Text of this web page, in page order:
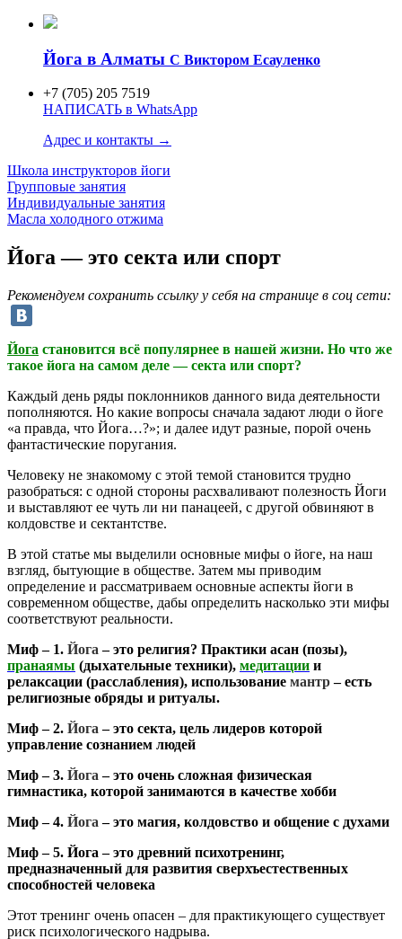
Йога в Алматы C Виктором Есауленко
+7 (705) 205 7519
НАПИСАТЬ в WhatsApp
Адрес и контакты →
Школа инструкторов йоги
Групповые занятия
Индивидуальные занятия
Масла холодного отжима
Йога — это секта или спорт
Рекомендуем сохранить ссылку у себя на странице в соц сети:
Йога становится всё популярнее в нашей жизни. Но что же
такое йога на самом деле — секта или спорт?
Каждый день ряды поклонников данного вида деятельности
пополняются. Но какие вопросы сначала задают люди о йоге
«а правда, что Йога…?»; и далее идут разные, порой очень
фантастические поругания.
Человеку не знакомому с этой темой становится трудно
разобраться: с одной стороны расхваливают полезность Йоги
и выставляют ее чуть ли ни панацеей, с другой обвиняют в
колдовстве и сектантстве.
В этой статье мы выделили основные мифы о йоге, на наш
взгляд, бытующие в обществе. Затем мы приводим
определение и рассматриваем основные аспекты йоги в
современном обществе, дабы определить насколько эти мифы
соответствуют реальности.
Миф – 1. Йога– это религия? Практики асан (позы),
пранаямы (дыхательные техники), медитации и
релаксации (расслабления), использование мантр– есть
религиозные обряды и ритуалы.
Миф – 2. Йога – это секта, цель лидеров которой
управление сознанием людей
Миф – 3. Йога – это очень сложная физическая
гимнастика, которой занимаются в качестве хобби
Миф – 4. Йога– это магия, колдовство и общение с духами
Миф – 5. Йога – это древний психотренинг,
предназначенный для развития сверхъестественных
способностей человека
Этот тренинг очень опасен – для практикующего существует
риск психологического надрыва.